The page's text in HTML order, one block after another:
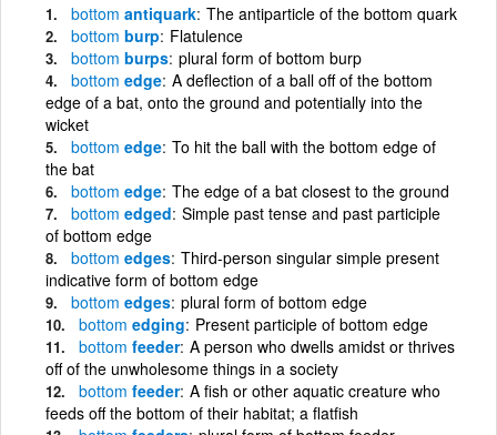
bottom antiquark The antiparticle of the bottom quark
bottom burp Flatulence
bottom burps plural form of bottom burp
bottom edge A deflection of a ball off of the bottom
edge of a bat, onto the ground and potentially into the
wicket
bottom edge To hit the ball with the bottom edge of
the bat
bottom edge The edge of a bat closest to the ground
bottom edged Simple past tense and past participle
of bottom edge
bottom edges Third-person singular simple present
indicative form of bottom edge
bottom edges plural form of bottom edge
bottom edging Present participle of bottom edge
bottom feeder A person who dwells amidst or thrives
off of the unwholesome things in a society
bottom feeder A fish or other aquatic creature who
feeds off the bottom of their habitat; a flatfish